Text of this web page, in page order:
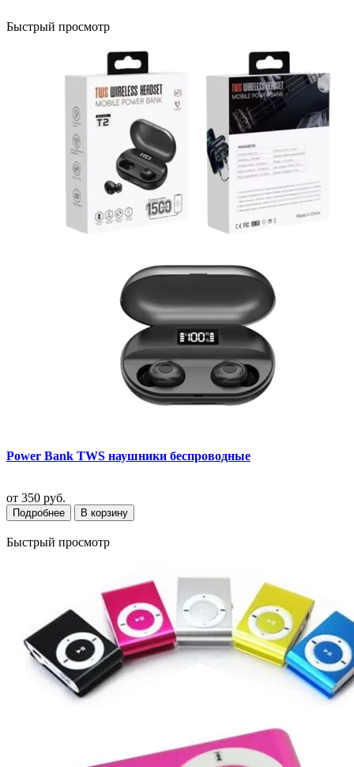
Быстрый просмотр
Power Bank TWS наушники беспроводные
от 350 руб.
Подробнее В корзину
Быстрый просмотр